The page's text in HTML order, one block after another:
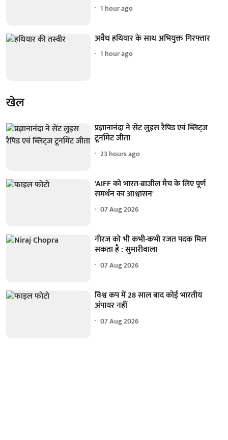
1 hour ago
अवैध हथियार के साथ अभियुक्त गिरफ्तार
1 hour ago
खेल
प्रज्ञानानंदा ने सेंट लुइस रैपिड एवं ब्लिट्ज
टूर्नामेंट जीता
23 hours ago
'AIFF को भारत-ब्राजील मैच के लिए पूर्ण
समर्थन का आश्वासन'
07 Aug 2026
नीरज को भी कभी-कभी रजत पदक मिल
सकता है : सुमारीवाला
07 Aug 2026
विश्व कप में 28 साल बाद कोई भारतीय
अंपायर नहीं
07 Aug 2026